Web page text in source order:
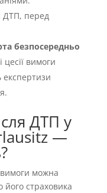
перед
безпосередньо
цесії вимоги
ДТП у
—
вимоги можна
страховика